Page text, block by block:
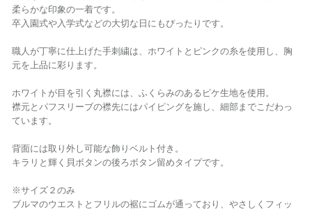
柔らかな印象の一着です。
卒入園式や入学式などの大切な日にもぴったりです。
職人が丁寧に仕上げた手刺繍は、ホワイトとピンクの糸を使用し、胸
元を上品に彩ります。
ホワイトが目を引く丸襟には、ふくらみのあるピケ生地を使用。
襟元とパフスリーブの襟先にはパイピングを施し、細部までこだわっ
ています。
背面には取り外し可能な飾りベルト付き。
キラリと輝く貝ボタンの後ろボタン留めタイプです。
※サイズ２のみ
ブルマのウエストとフリルの裾にゴムが通っており、やさしくフィッ